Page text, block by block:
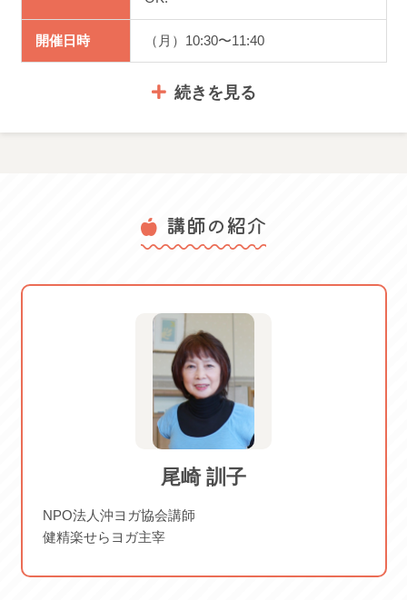
開催日時 （月）10:30〜11:40
続きを見る
・運動できる服装 ・タオル ・飲料水
・ヨガマット（無ければバスタオ
体験可能日： 2026/05/18 月
2026/05/25 月 2026/06/01 月
2026/06/08 月 2026/06/15 月
2026/07/06 月 2026/07/13 月
2026/07/27 月 2026/08/03 月
2026/08/10 月 2026/08/17 月
2026/08/24 月 2026/08/31 月
講師の紹介
尾崎 訓子
NPO法人沖ヨガ協会講師
健精楽せらヨガ主宰